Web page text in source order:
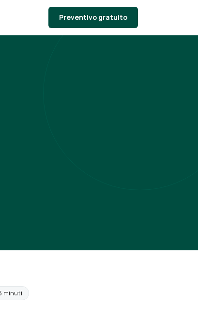
Preventivo gratuito
minuti